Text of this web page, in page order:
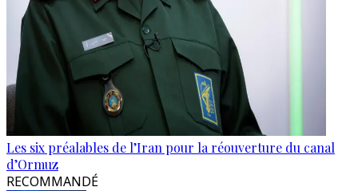
Les six préalables de l’Iran pour la réouverture du canal
d’Ormuz
RECOMMANDÉ